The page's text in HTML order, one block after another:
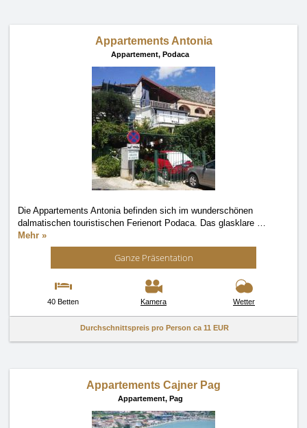
Appartements Antonia
Appartement, Podaca
Die Appartements Antonia befinden sich im wunderschönen
dalmatischen touristischen Ferienort Podaca. Das glasklare …
Mehr »
Ganze Präsentation
40 Betten Kamera Wetter
Durchschnittspreis pro Person ca 11 EUR
Appartements Cajner Pag
Appartement, Pag